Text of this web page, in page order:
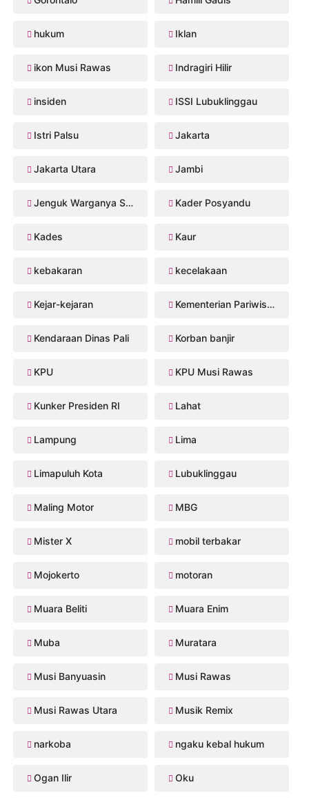
hukum Iklan
ikon Musi Rawas Indragiri Hilir
insiden ISSI Lubuklinggau
Istri Palsu Jakarta
Jakarta Utara Jambi
Jenguk Warganya Sakit Kader Posyandu
Kades Kaur
kebakaran kecelakaan
Kejar-kejaran Kementerian Pariwisata
Kendaraan Dinas Pali Korban banjir
KPU KPU Musi Rawas
Kunker Presiden RI Lahat
Lampung Lima
Limapuluh Kota Lubuklinggau
Maling Motor MBG
Mister X mobil terbakar
Mojokerto motoran
Muara Beliti Muara Enim
Muba Muratara
Musi Banyuasin Musi Rawas
Musi Rawas Utara Musik Remix
narkoba ngaku kebal hukum
Ogan Ilir Oku